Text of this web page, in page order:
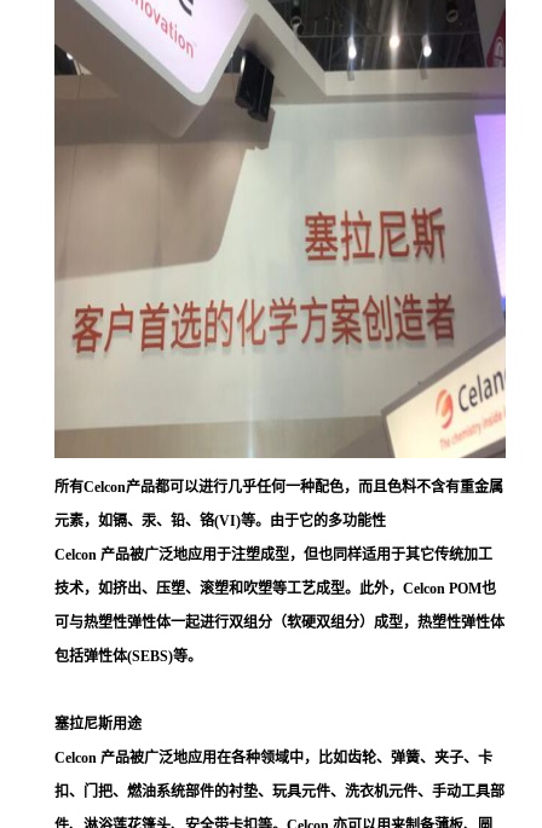
所有Celcon产品都可以进行几乎任何一种配色，而且色料不含有重金属
元素，如镉、汞、铅、铬(VI)等。由于它的多功能性
Celcon 产品被广泛地应用于注塑成型，但也同样适用于其它传统加工
技术，如挤出、压塑、滚塑和吹塑等工艺成型。此外，Celcon POM也
可与热塑性弹性体一起进行双组分（软硬双组分）成型，热塑性弹性体
包括弹性体(SEBS)等。
塞拉尼斯用途
Celcon 产品被广泛地应用在各种领域中，比如齿轮、弹簧、夹子、卡
扣、门把、燃油系统部件的衬垫、玩具元件、洗衣机元件、手动工具部